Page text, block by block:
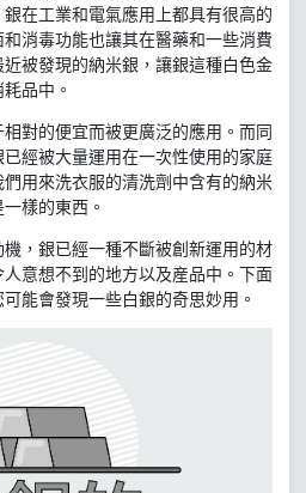
在工業和電氣應用上都具有很高的
消毒功能也讓其在醫藥和一些消費
被發現的納米銀，讓銀這種白色金
品中。
對的便宜而被更廣泛的應用。而同
經被大量運用在一次性使用的家庭
用來洗衣服的清洗劑中含有的納米
樣的東西。
，銀已經一種不斷被創新運用的材
意想不到的地方以及産品中。下面
能會發現一些白銀的奇思妙用。